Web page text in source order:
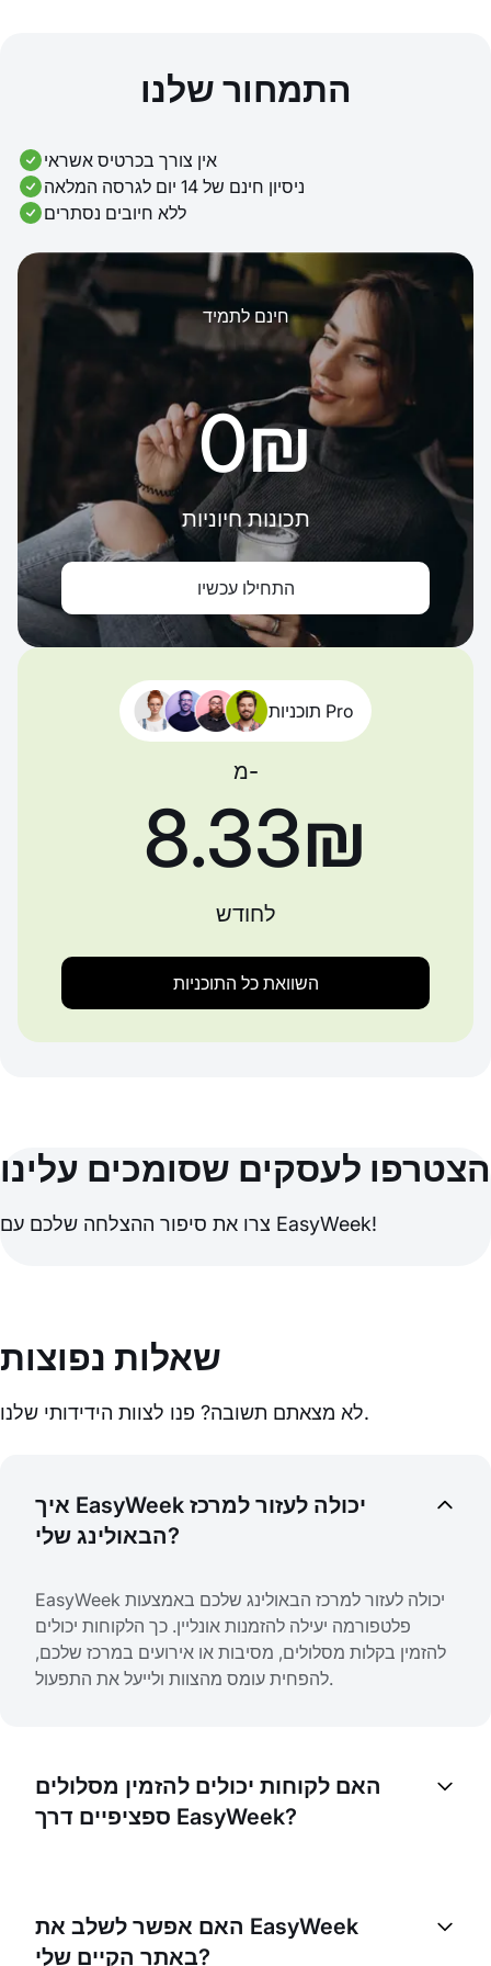
התמחור שלנו
אין צורך בכרטיס אשראי
ניסיון חינם של 14 יום לגרסה המלאה
ללא חיובים נסתרים
חינם לתמיד
‏0 ‏₪
תכונות חיוניות
התחילו עכשיו
תוכניות Pro
מ-
‏8.33 ‏₪
לחודש
השוואת כל התוכניות
הצטרפו לעסקים שסומכים עלינו
צרו את סיפור ההצלחה שלכם עם EasyWeek!
שאלות נפוצות
לא מצאתם תשובה? פנו לצוות הידידותי שלנו.
איך EasyWeek יכולה לעזור למרכז
הבאולינג שלי?
EasyWeek יכולה לעזור למרכז הבאולינג שלכם באמצעות
פלטפורמה יעילה להזמנות אונליין. כך הלקוחות יכולים
להזמין בקלות מסלולים, מסיבות או אירועים במרכז שלכם,
להפחית עומס מהצוות ולייעל את התפעול.
האם לקוחות יכולים להזמין מסלולים
ספציפיים דרך EasyWeek?
הבאולינג שלכם. זה מאפשר להם לבחור את המסלול
האם אפשר לשלב את EasyWeek
באתר הקיים שלי?